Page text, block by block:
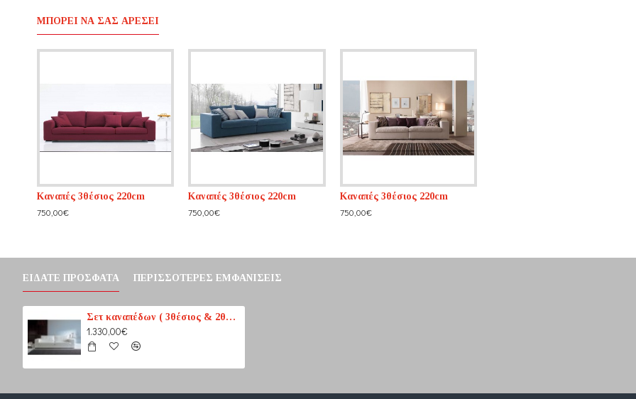
ΜΠΟΡΕΊ ΝΑ ΣΑΣ ΑΡΈΣΕΙ
Καναπές 3θέσιος 220cm
750,00€
Καναπές 3θέσιος 220cm
750,00€
Καναπές 3θέσιος 220cm
750,00€
ΕΊΔΑΤΕ ΠΡΌΣΦΑΤΑ ΠΕΡΙΣΣΌΤΕΡΕΣ ΕΜΦΑΝΊΣΕΙΣ
Σετ καναπέδων ( 3θέσιος & 2θέσιος)
1.330,00€